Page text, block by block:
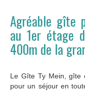
Agréable gîte
au 1er étage
400m de la
Le Gîte Ty Mein, gîte
pour un séjour en